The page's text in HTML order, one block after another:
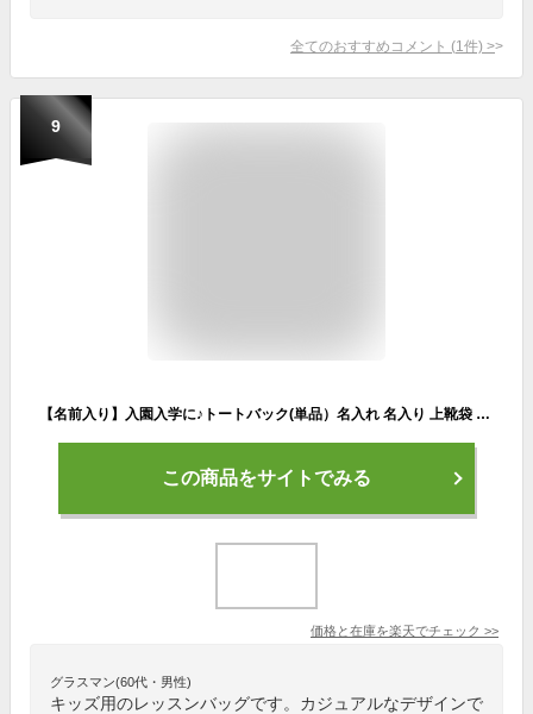
全てのおすすめコメント (1 件) >
9
【名前入り】入園入学に♪トートバック(単品）名入れ 名入り 上靴袋 卒園記念 卒園記念品 コップ入れ コップ袋 シューズケース 保育園 絵本バック お弁当袋 お弁当 巾着 上靴バック 通園バック 横断バック 体操着入れ トートバック レッスンバック シューズ
この商品をサイトでみる
価格と在庫を楽天でチェック >>
グラスマン(60代・男性)
キッズ用のレッスンバッグです。カジュアルなデザインで